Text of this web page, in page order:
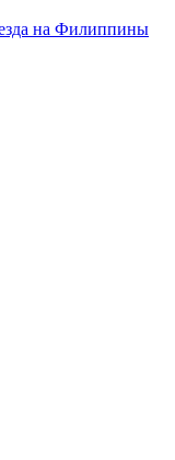
на Филиппины